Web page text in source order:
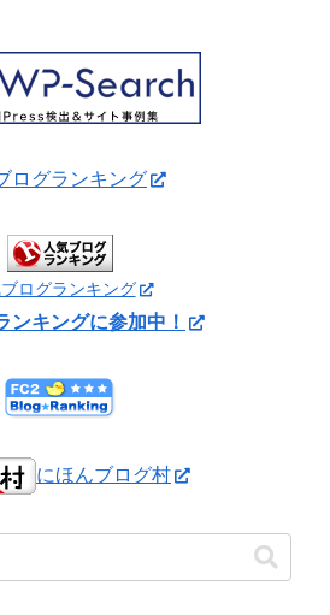
ログランキング
ログランキング
ンキングに参加中！
にほんブログ村